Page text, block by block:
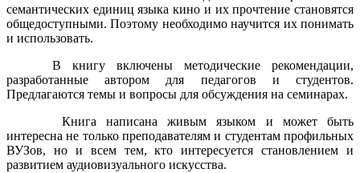
семантических единиц языка кино и их прочтение становятся
общедоступными. Поэтому необходимо научится их понимать
и использовать.
В книгу включены методические рекомендации,
разработанные автором для педагогов и студентов.
Предлагаются темы и вопросы для обсуждения на семинарах.
Книга написана живым языком и может быть
интересна не только преподавателям и студентам профильных
ВУЗов, но и всем тем, кто интересуется становлением и
развитием аудиовизуального искусства.